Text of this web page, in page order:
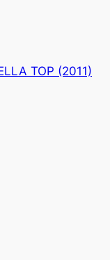
TOP (2011)